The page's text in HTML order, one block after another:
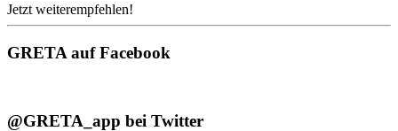
Jetzt weiterempfehlen!
GRETA auf Facebook
@GRETA_app bei Twitter